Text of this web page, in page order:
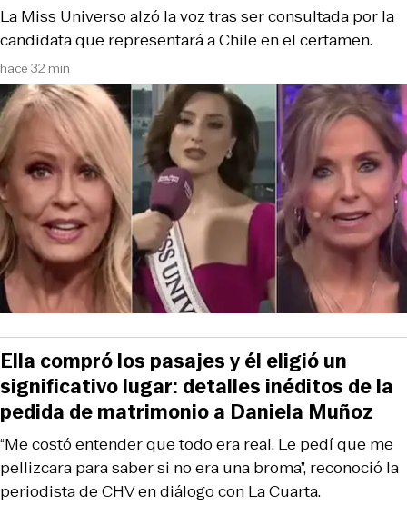
hace 32 min
La Miss Universo alzó la voz tras ser consultada por la
candidata que representará a Chile en el certamen.
“Me costó entender que todo era real. Le pedí que me
pellizcara para saber si no era una broma”, reconoció la
periodista de CHV en diálogo con La Cuarta.
Ella compró los pasajes y él eligió un
significativo lugar: detalles inéditos de la
pedida de matrimonio a Daniela Muñoz